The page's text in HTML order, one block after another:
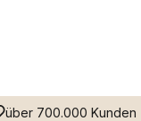
über 700.000 Kunden